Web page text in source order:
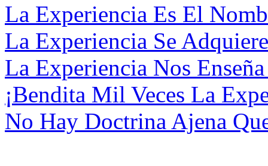
La Experiencia Es El
La Experiencia Se
La Experiencia Nos
¡Bendita Mil Veces La
No Hay Doctrina Ajena